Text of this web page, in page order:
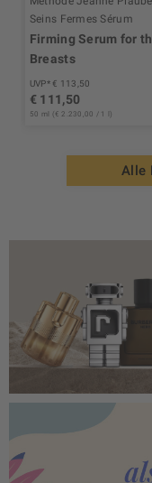
Seins Fermes Sérum
Firming Serum for
Breasts
UVP* € 113,50
€ 111,50
50 ml (€ 2.230,00 / 1 l)
Alle